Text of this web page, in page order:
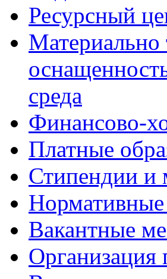
Ресурсный
Материально
среда
Финансово-
Платные
Стипендии и
Вакантные
Организация